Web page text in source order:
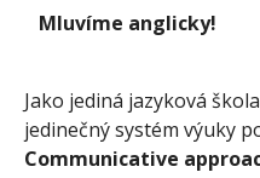
Mluvíme anglicky!
Jako jediná jazyková
jedinečný systém výuky
Communicative